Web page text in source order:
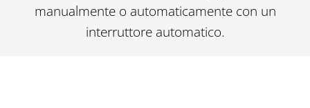
manualmente o automaticamente con un
interruttore automatico.